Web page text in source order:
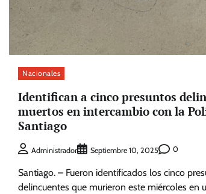
Nacionales
Identifican a cinco presuntos
muertos en intercambio con la
Santiago
Administrador Septiembre 10, 2025 0
Santiago. – Fueron identificados los cinco
delincuentes que murieron este miércoles en